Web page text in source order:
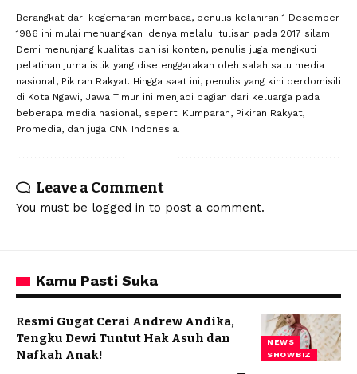
Berangkat dari kegemaran membaca, penulis kelahiran 1 Desember
1986 ini mulai menuangkan idenya melalui tulisan pada 2017 silam.
Demi menunjang kualitas dan isi konten, penulis juga mengikuti
pelatihan jurnalistik yang diselenggarakan oleh salah satu media
nasional, Pikiran Rakyat. Hingga saat ini, penulis yang kini berdomisili
di Kota Ngawi, Jawa Timur ini menjadi bagian dari keluarga pada
beberapa media nasional, seperti Kumparan, Pikiran Rakyat,
Promedia, dan juga CNN Indonesia.
Leave a Comment
You must be logged in to post a comment.
Kamu Pasti Suka
NEWS
SHOWBIZ
Resmi Gugat Cerai Andrew Andika,
Tengku Dewi Tuntut Hak Asuh dan
Nafkah Anak!